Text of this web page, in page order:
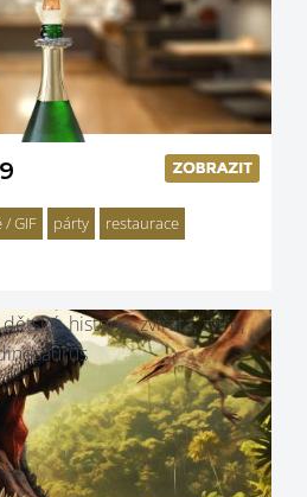
GIF párty
restaurace